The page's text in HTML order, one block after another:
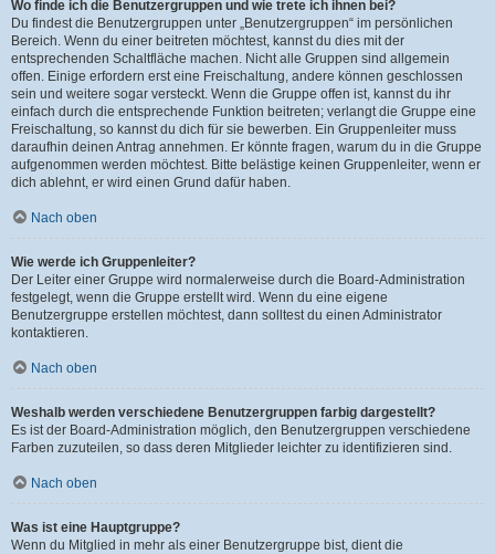
Wo finde ich die Benutzergruppen und wie trete ich ihnen bei?
Du findest die Benutzergruppen unter „Benutzergruppen“ im persönlichen
Bereich. Wenn du einer beitreten möchtest, kannst du dies mit der
entsprechenden Schaltfläche machen. Nicht alle Gruppen sind allgemein
offen. Einige erfordern erst eine Freischaltung, andere können geschlossen
sein und weitere sogar versteckt. Wenn die Gruppe offen ist, kannst du ihr
einfach durch die entsprechende Funktion beitreten; verlangt die Gruppe eine
Freischaltung, so kannst du dich für sie bewerben. Ein Gruppenleiter muss
daraufhin deinen Antrag annehmen. Er könnte fragen, warum du in die Gruppe
aufgenommen werden möchtest. Bitte belästige keinen Gruppenleiter, wenn er
dich ablehnt, er wird einen Grund dafür haben.
Nach oben
Wie werde ich Gruppenleiter?
Der Leiter einer Gruppe wird normalerweise durch die Board-Administration
festgelegt, wenn die Gruppe erstellt wird. Wenn du eine eigene
Benutzergruppe erstellen möchtest, dann solltest du einen Administrator
kontaktieren.
Nach oben
Weshalb werden verschiedene Benutzergruppen farbig dargestellt?
Es ist der Board-Administration möglich, den Benutzergruppen verschiedene
Farben zuzuteilen, so dass deren Mitglieder leichter zu identifizieren sind.
Nach oben
Was ist eine Hauptgruppe?
Wenn du Mitglied in mehr als einer Benutzergruppe bist, dient die